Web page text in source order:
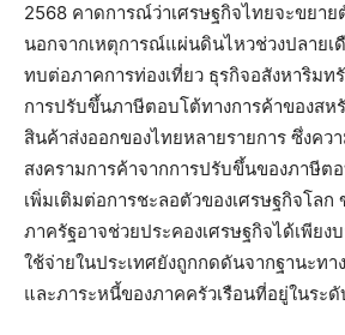
2568 คาดการณ์ว่าเศรษฐกิจไทยจะขยา
นอกจากเหตุการณ์แผ่นดินไหวช่วงปลายเ
ทบต่อภาคการท่องเที่ยว ธุรกิจอสังหาริมท
การปรับขึ้นภาษีตอบโต้ทางการค้าของสห
สินค้าส่งออกของไทยหลายรายการ ซึ่งคว
สงครามการค้าจากการปรับขึ้นของภาษีต
เพิ่มเติมต่อการชะลอตัวของเศรษฐกิจโล
ภาครัฐอาจช่วยประคองเศรษฐกิจได้เพียง
ใช้จ่ายในประเทศยังถูกกดดันจากฐานะทา
และภาระหนี้ของภาคครัวเรือนที่อยู่ในระดั